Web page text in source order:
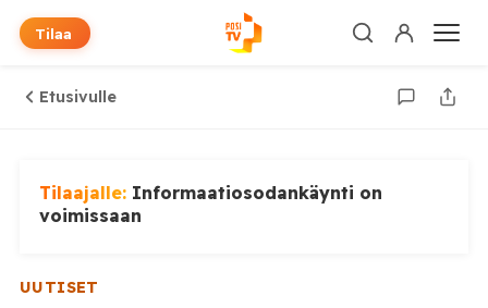
Tilaa
Etusivulle
Tilaajalle: Informaatiosodankäynti on
voimissaan
UUTISET